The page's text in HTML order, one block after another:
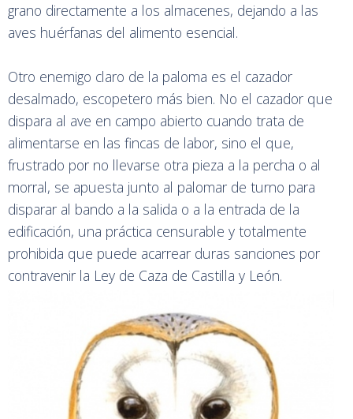
grano directamente a los almacenes, dejando a las
aves huérfanas del alimento esencial.
Otro enemigo claro de la paloma es el cazador
desalmado, escopetero más bien. No el cazador que
dispara al ave en campo abierto cuando trata de
alimentarse en las fincas de labor, sino el que,
frustrado por no llevarse otra pieza a la percha o al
morral, se apuesta junto al palomar de turno para
disparar al bando a la salida o a la entrada de la
edificación, una práctica censurable y totalmente
prohibida que puede acarrear duras sanciones por
contravenir la Ley de Caza de Castilla y León.